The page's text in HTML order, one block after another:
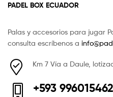
PADEL BOX ECUADOR
Palas y accesorios para jugar
consulta escríbenos a
Km 7 Vía a Daule,
+593 996015462